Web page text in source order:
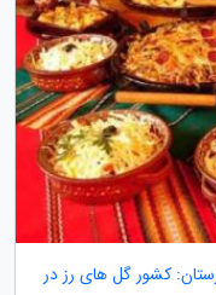
کشور گل های رز در